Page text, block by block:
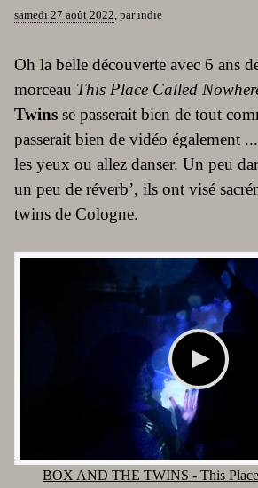
samedi 27 août 2022, parindie
Oh la belle découverte avec 6 ans
morceau This Place Called
Twins se passerait bien de tout
passerait bien de vidéo également
les yeux ou allez danser. Un peu
un peu de réverb’, ils ont visé
twins de Cologne.
BOX AND THE TWINS - This